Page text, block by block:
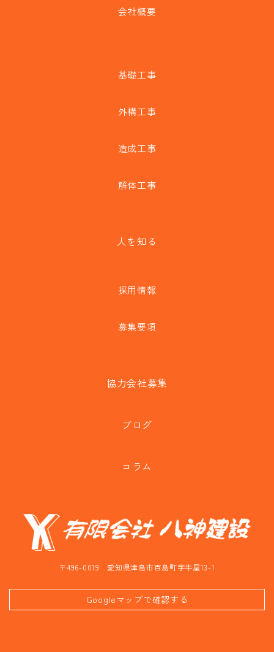
会社概要
基礎工事
外構工事
造成工事
解体工事
人を知る
採用情報
募集要項
協力会社募集
ブログ
コラム
〒496-0019 愛知県津島市百島町字牛屋13-1
Googleマップで確認する